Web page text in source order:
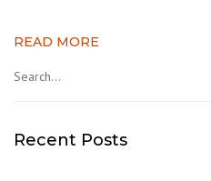
READ MORE
Recent Posts